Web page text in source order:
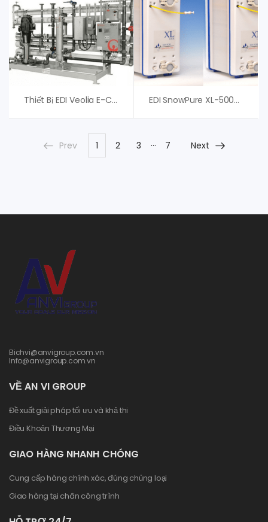
Thiết Bị EDI Veolia E-Cell-3X Stack – Phân Phối Chính Hãng EDI SnowPure XL-500-HTS – Thiết Bị Khử Ion Trong Nước
Prev 1 2 3 … 7 Next
Bichvi@anvigroup.com.vn
Info@anvigroup.com.vn
VỀ AN VI GROUP
Đề xuất giải pháp tối ưu và khả thi
Điều Khoản Thương Mại
GIAO HÀNG NHANH CHÓNG
Cung cấp hàng chính xác, đúng chủng loại
Giao hàng tại chân công trình